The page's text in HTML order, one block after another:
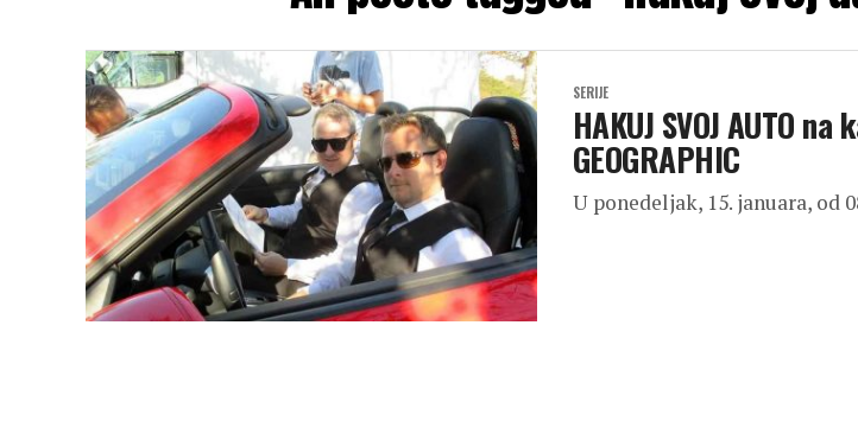
SERIJE
HAKUJ SVOJ AUTO na
GEOGRAPHIC
U ponedeljak, 15. januara, od